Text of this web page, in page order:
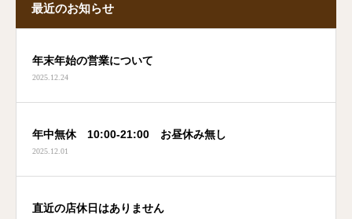
最近のお知らせ
年末年始の営業について
2025.12.24
年中無休 10:00-21:00 お昼休み無し
2025.12.01
直近の店休日はありません